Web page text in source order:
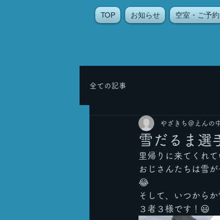
TOP お知らせ 空室・ご予約
全ての記事
雪だるま選
やざきち＠えんの
里帰りに来てくれ
おじさんたちは雪
😂
そして、いつから
３者３様です！😃